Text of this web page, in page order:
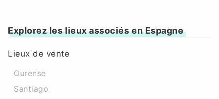
Explorez les lieux associés en Espagne
Lieux de vente
Ourense
Santiago